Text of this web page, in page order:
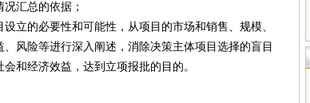
汇总的依据；
的必要性和可能性，从项目的市场和销售、规模、
风险等进行深入阐述，消除决策主体项目选择的盲目
和经济效益，达到立项报批的目的。